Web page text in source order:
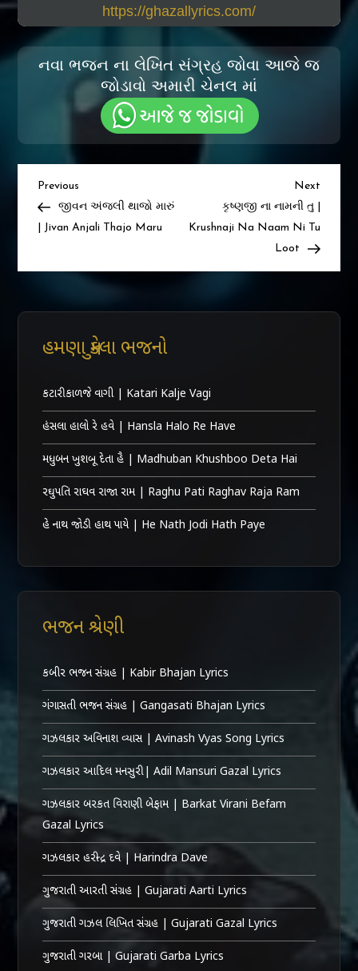
https://ghazallyrics.com/
નવા ભજન ના લેખિત સંગ્રહ જોવા આજે જ
જોડાવો અમારી ચેનલ માં
Post
navigation
Previous
Post
Previous
જીવન અંજલી થાજો મારું
| Jivan Anjali Thajo Maru
Next
Post
Next
કૃષ્ણજી ના નામની તુ |
Krushnaji Na Naam Ni Tu
Loot
હમણા મુકેલા ભજનો
કટારી કાળજે વાગી | Katari Kalje Vagi
હંસલા હાલો રે હવે | Hansla Halo Re Have
મધુબન ખુશબૂ દેતા હૈ | Madhuban Khushboo Deta Hai
રઘુપતિ રાઘવ રાજા રામ | Raghu Pati Raghav Raja Ram
હે નાથ જોડી હાથ પાયે | He Nath Jodi Hath Paye
ભજન શ્રેણી
કબીર ભજન સંગ્રહ | Kabir Bhajan Lyrics
ગંગાસતી ભજન સંગ્રહ | Gangasati Bhajan Lyrics
ગઝલકાર અવિનાશ વ્યાસ | Avinash Vyas Song Lyrics
ગઝલકાર આદિલ મનસુરી | Adil Mansuri Gazal Lyrics
ગઝલકાર બરકત વિરાણી બેફામ | Barkat Virani Befam
Gazal Lyrics
ગઝલકાર હરીન્દ્ર દવે | Harindra Dave
ગુજરાતી આરતી સંગ્રહ | Gujarati Aarti Lyrics
ગુજરાતી ગઝલ લિખિત સંગ્રહ | Gujarati Gazal Lyrics
ગુજરાતી ગરબા | Gujarati Garba Lyrics